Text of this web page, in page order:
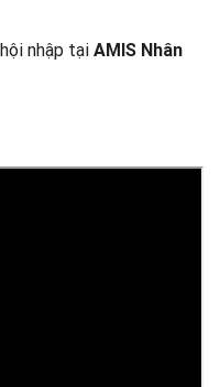
nhập tại AMIS Nhân